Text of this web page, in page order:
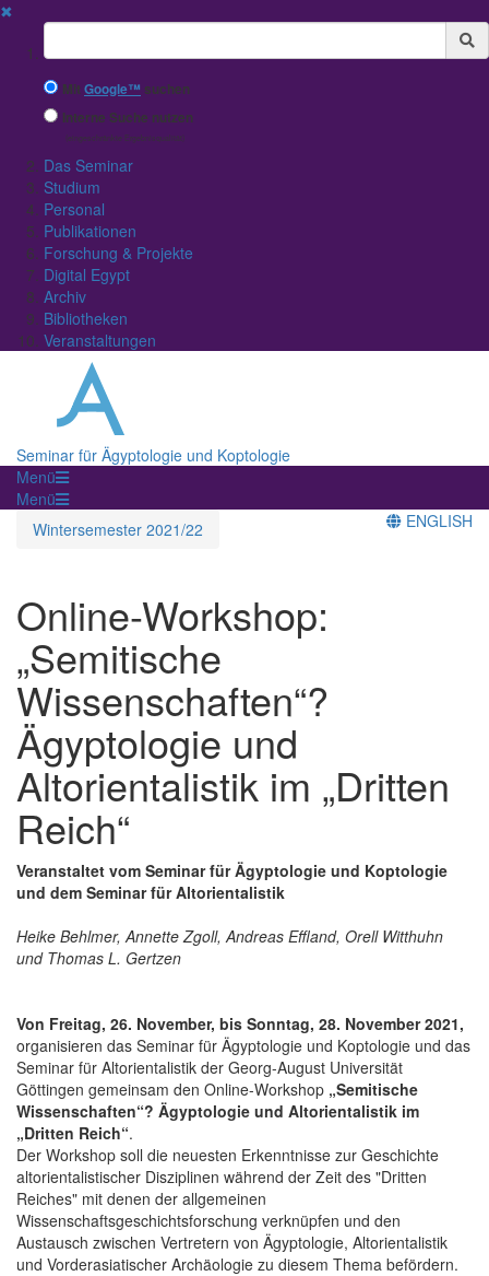
✖
Suchbegriff
MitGoogle™ suchen
Interne Suche nutzen
(eingeschränkte Ergebnisqualität)
Das Seminar
Studium
Personal
Publikationen
Forschung & Projekte
Digital Egypt
Archiv
Bibliotheken
Veranstaltungen
Seminar für Ägyptologie und Koptologie
Menü
Menü
Wintersemester 2021/22
ENGLISH
Online-Workshop:
„Semitische
Wissenschaften“?
Ägyptologie und
Altorientalistik im „Dritten
Reich“
Veranstaltet vom Seminar für Ägyptologie und Koptologie
und dem Seminar für Altorientalistik
Heike Behlmer, Annette Zgoll, Andreas Effland, Orell Witthuhn
und Thomas L. Gertzen
Von Freitag, 26. November, bis Sonntag, 28. November 2021,
organisieren das Seminar für Ägyptologie und Koptologie und das
Seminar für Altorientalistik der Georg-August Universität
Göttingen gemeinsam den Online-Workshop „Semitische
Wissenschaften“? Ägyptologie und Altorientalistik im
„Dritten Reich“.
Der Workshop soll die neuesten Erkenntnisse zur Geschichte
altorientalistischer Disziplinen während der Zeit des "Dritten
Reiches" mit denen der allgemeinen
Wissenschaftsgeschichtsforschung verknüpfen und den
Austausch zwischen Vertretern von Ägyptologie, Altorientalistik
und Vorderasiatischer Archäologie zu diesem Thema befördern.